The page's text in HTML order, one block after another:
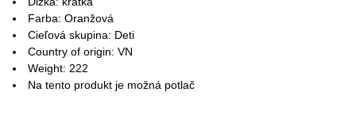
Farba: Oranžová
Cieľová skupina: Deti
Country of origin: VN
Weight: 222
Na tento produkt je možná potlač